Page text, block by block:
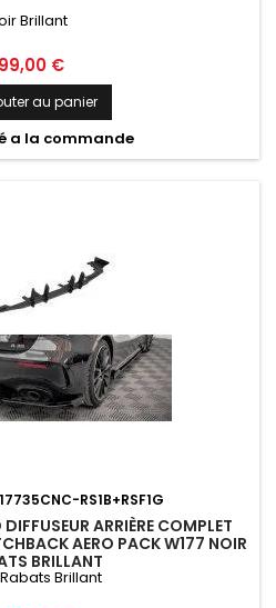
Brillant
€
au panier
a la commande
RS1B+RSF1G
ARRIÈRE COMPLET
AERO PACK W177 NOIR
BRILLANT
Brillant